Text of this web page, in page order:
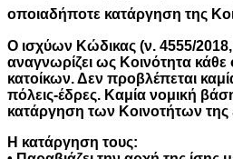
οποιαδήποτε κατάργηση της
Ο ισχύων Κώδικας (ν. 4555/
αναγνωρίζει ως Κοινότητα
κατοίκων. Δεν προβλέπεται
πόλεις-έδρες. Καμία νομική
κατάργηση των Κοινοτήτων της
Η κατάργηση τους: